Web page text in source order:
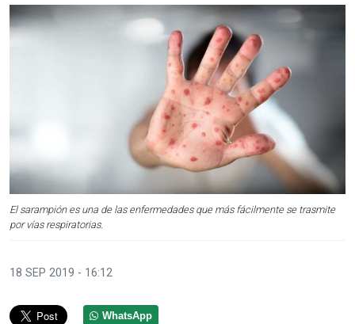
El sarampión es una de las enfermedades que más fácilmente se trasmite
por vías respiratorias.
18 SEP 2019 - 16:12
WhatsApp